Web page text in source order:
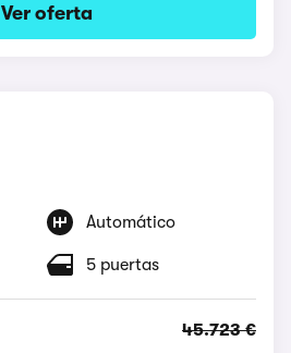
Ver oferta
Automático
5 puertas
45.723 €